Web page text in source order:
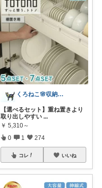
くろねこ🌸収納＆キッチン整理
【選べるセット】重ね置きより
取り出しやすい ...
￥ 5,310～
0 1 274
コレ いいね